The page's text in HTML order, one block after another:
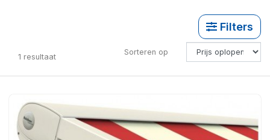
Filters
1 resultaat Sorteren op